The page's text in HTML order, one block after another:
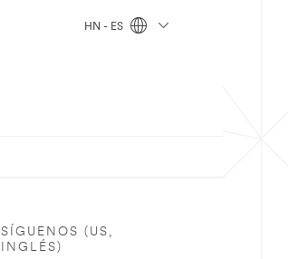
HN - ES
SÍGUENOS (US,
INGLÉS)